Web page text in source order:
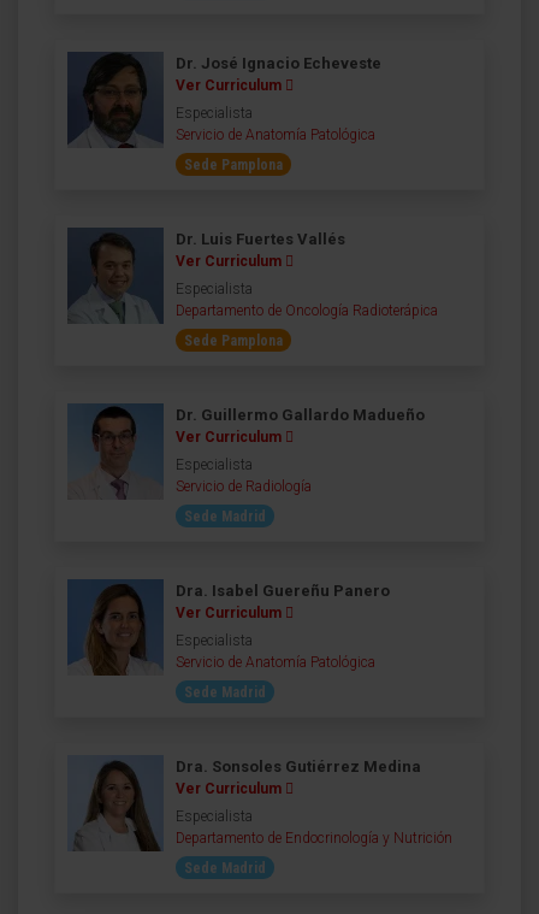
Dr. José Ignacio Echeveste
Ver Curriculum
Especialista
Servicio de Anatomía Patológica
Sede Pamplona
Dr. Luis Fuertes Vallés
Ver Curriculum
Especialista
Departamento de Oncología Radioterápica
Sede Pamplona
Dr. Guillermo Gallardo Madueño
Ver Curriculum
Especialista
Servicio de Radiología
Sede Madrid
Dra. Isabel Guereñu Panero
Ver Curriculum
Especialista
Servicio de Anatomía Patológica
Sede Madrid
Dra. Sonsoles Gutiérrez Medina
Ver Curriculum
Especialista
Departamento de Endocrinología y Nutrición
Sede Madrid